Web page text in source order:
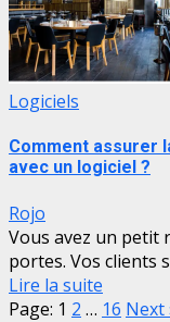
Logiciels
Comment assurer
avec un logiciel ?
Rojo
Vous avez un petit
portes. Vos clients
Lire la suite
Page: 1 2 … 16 Next